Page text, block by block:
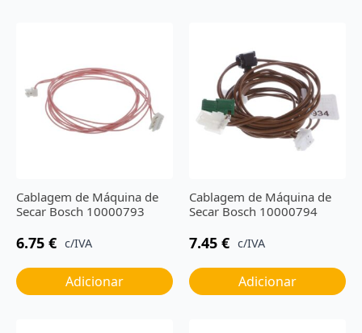
Cablagem de Máquina de
Secar Bosch 10000793
6.75 € c/IVA
Adicionar
Cablagem de Máquina de
Secar Bosch 10000794
7.45 € c/IVA
Adicionar